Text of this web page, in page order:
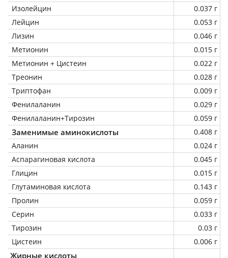
Изолейцин
0.037 г
Лейцин
0.053 г
Лизин
0.046 г
Метионин
0.015 г
Метионин + Цистеин
0.022 г
Треонин
0.028 г
Триптофан
0.009 г
Фенилаланин
0.029 г
Фенилаланин+Тирозин
0.059 г
Заменимые аминокислоты
0.408 г
Аланин
0.024 г
Аспарагиновая кислота
0.045 г
Глицин
0.015 г
Глутаминовая кислота
0.143 г
Пролин
0.059 г
Серин
0.033 г
Тирозин
0.03 г
Цистеин
0.006 г
Жирные кислоты